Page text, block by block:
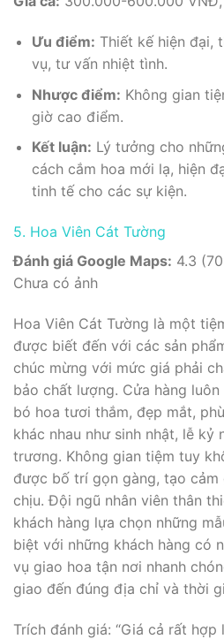
Ưu điểm: Thiết kế hiện đại,
vụ, tư vấn nhiệt tình.
Nhược điểm: Không gian
giờ cao điểm.
Kết luận: Lý tưởng cho
cách cắm hoa mới lạ, hiện
tinh tế cho các sự kiện.
5. Hoa Viên Cát Tường
Đánh giá Google Maps: 4.3
Chưa có ảnh
Hoa Viên Cát Tường là một
được biết đến với các sản
chúc mừng với mức giá phải
bảo chất lượng. Cửa hàng
bó hoa tươi thắm, đẹp mắt,
khác nhau như sinh nhật, lễ kỷ
trương. Không gian tiệm tuy
được bố trí gọn gàng, tạo cảm
chịu. Đội ngũ nhân viên thân
khách hàng lựa chọn những
biệt với những khách hàng có
vụ giao hoa tận nơi nhanh
giao đến đúng địa chỉ và thời
Trích đánh giá: “Giá cả rất